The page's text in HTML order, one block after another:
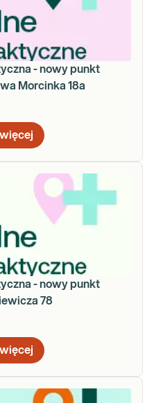
- nowy punkt
Morcinka 18a
- nowy punkt
78